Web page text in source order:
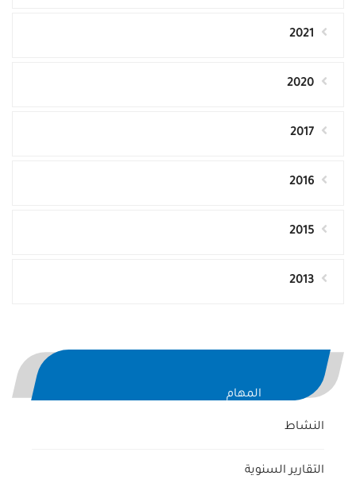
2021
2020
2017
2016
2015
2013
المهام
النشاط
التقارير السنوية